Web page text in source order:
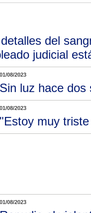
del
judicial
01/08/2023
Sin luz hace dos
01/08/2023
"Estoy muy
01/08/2023